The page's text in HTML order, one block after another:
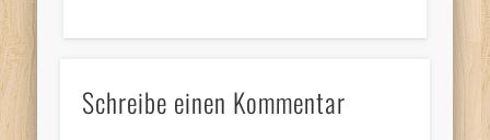
Schreibe einen Kommentar